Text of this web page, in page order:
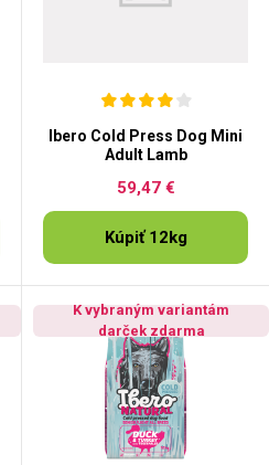
Ibero Cold Press Dog Mini
Adult Lamb
59,47 €
Kúpiť 12kg
K vybraným variantám
darček zdarma